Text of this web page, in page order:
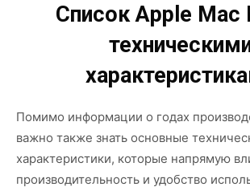
Список Apple Mac
Помимо информации о годах
важно также знать основные
характеристики, которые напрямую
производительность и удобство